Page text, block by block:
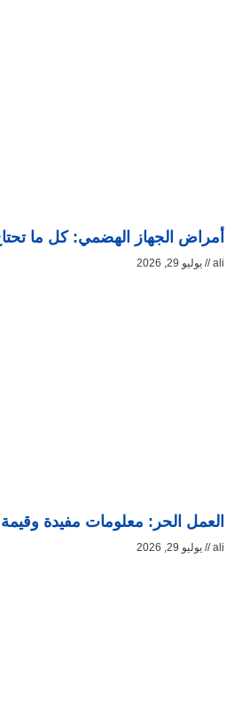
أمراض الجهاز الهضمي: كل ما
ali يوليو 29, 2026
العمل الحر: معلومات مفيدة وقيمة
ali يوليو 29, 2026